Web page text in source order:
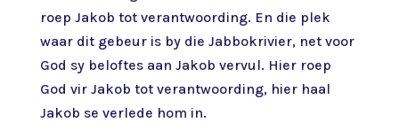
roep Jakob tot verantwoording. En die plek
waar dit gebeur is by die Jabbokrivier, net voor
God sy beloftes aan Jakob vervul. Hier roep
God vir Jakob tot verantwoording, hier haal
Jakob se verlede hom in.